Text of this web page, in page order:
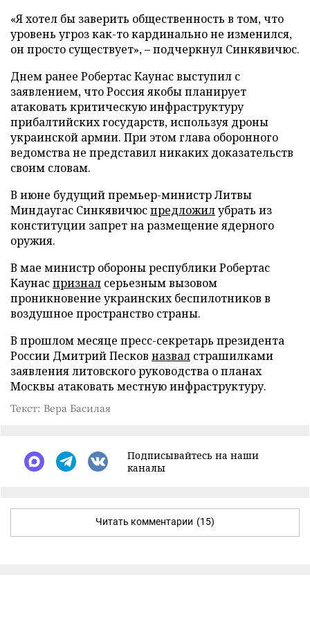
«Я хотел бы заверить общественность в том, что
уровень угроз как-то кардинально не изменился,
он просто существует», – подчеркнул Синкявичюс.
Днем ранее Робертас Каунас выступил с
заявлением, что Россия якобы планирует
атаковать критическую инфраструктуру
прибалтийских государств, используя дроны
украинской армии. При этом глава оборонного
ведомства не представил никаких доказательств
своим словам.
В июне будущий премьер-министр Литвы
Миндаугас Синкявичюспредложилубрать из
конституции запрет на размещение ядерного
оружия.
В мае министр обороны республики Робертас
Каунаспризнал серьезным вызовом
проникновение украинских беспилотников в
воздушное пространство страны.
В прошлом месяце пресс-секретарь президента
России Дмитрий Песков назвал страшилками
заявления литовского руководства о планах
Москвы атаковать местную инфраструктуру.
Текст: Вера Басилая
Подписывайтесь на наши
каналы
Читать комментарии (15)